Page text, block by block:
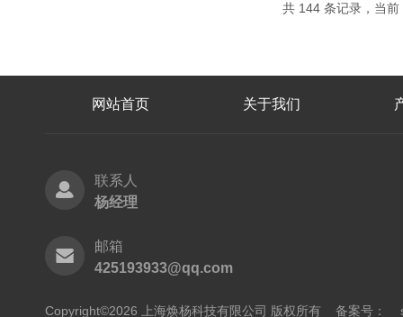
共 144 条记录，当
网站首页 关于我们
联系人
杨经理
邮箱
425193933@qq.com
Copyright©2026 上海焕杨科技有限公司 版权所有 备案号：